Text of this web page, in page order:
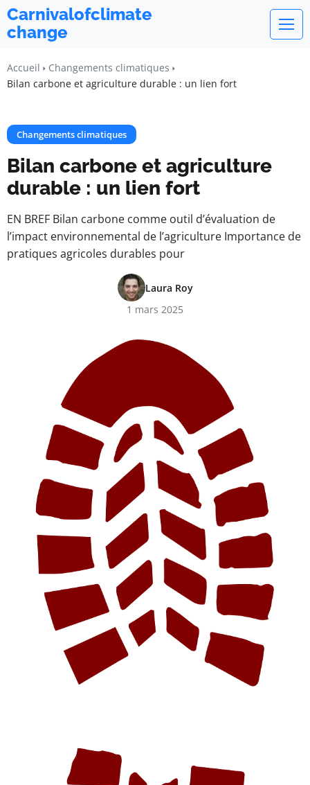
Carnivalofclimate
change
Accueil
Changements climatiques
Bilan carbone et agriculture durable : un lien fort
Changements climatiques
Bilan carbone et agriculture
durable : un lien fort
EN BREF Bilan carbone comme outil d’évaluation de
l’impact environnemental de l’agriculture Importance de
pratiques agricoles durables pour
Laura Roy
1 mars 2025